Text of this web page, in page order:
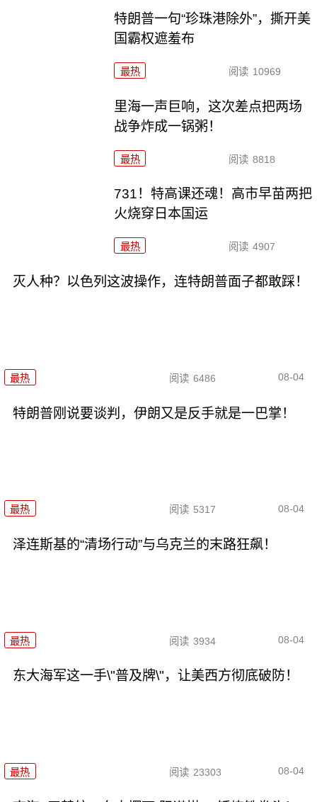
特朗普一句“珍珠港除外”，撕开美
国霸权遮羞布
最热 阅读 10969
里海一声巨响，这次差点把两场
战争炸成一锅粥！
最热 阅读 8818
731！特高课还魂！高市早苗两把
火烧穿日本国运
最热 阅读 4907
灭人种？以色列这波操作，连特朗普面子都敢踩！
最热 阅读 6486 08-04
特朗普刚说要谈判，伊朗又是反手就是一巴掌！
最热 阅读 5317 08-04
泽连斯基的“清场行动”与乌克兰的末路狂飙！
最热 阅读 3934 08-04
东大海军这一手\"普及牌\"，让美西方彻底破防！
最热 阅读 23303 08-04